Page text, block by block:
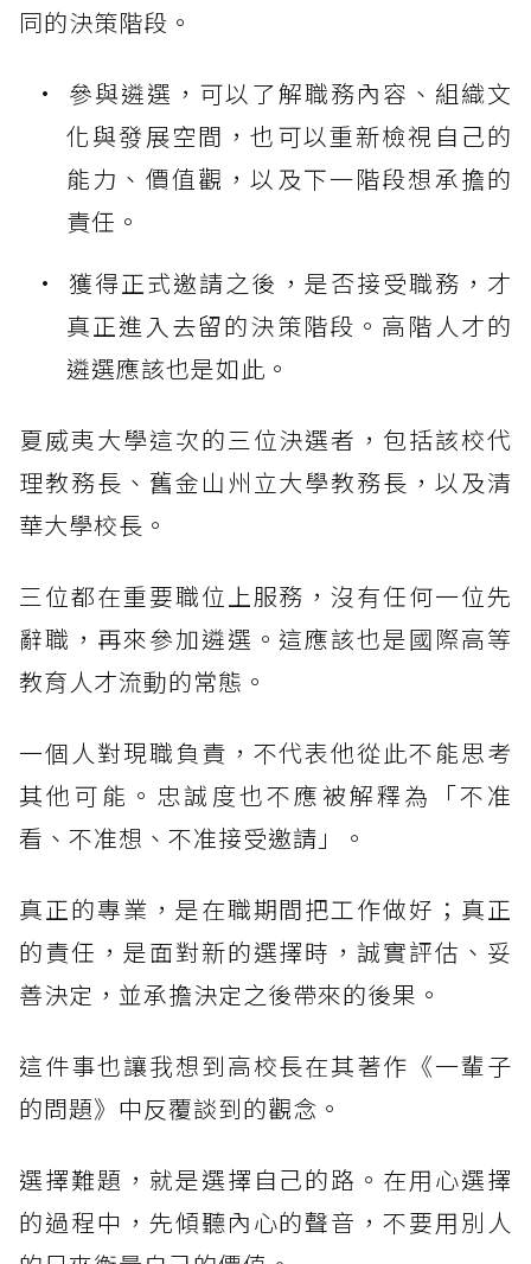
同的決策階段。
參與遴選，可以了解職務內容、組織文
化與發展空間，也可以重新檢視自己的
能力、價值觀，以及下一階段想承擔的
責任。
獲得正式邀請之後，是否接受職務，才
真正進入去留的決策階段。高階人才的
遴選應該也是如此。
夏威夷大學這次的三位決選者，包括該校代
理教務長、舊金山州立大學教務長，以及清
華大學校長。
三位都在重要職位上服務，沒有任何一位先
辭職，再來參加遴選。這應該也是國際高等
教育人才流動的常態。
一個人對現職負責，不代表他從此不能思考
其他可能。忠誠度也不應被解釋為「不准
看、不准想、不准接受邀請」。
真正的專業，是在職期間把工作做好；真正
的責任，是面對新的選擇時，誠實評估、妥
善決定，並承擔決定之後帶來的後果。
這件事也讓我想到高校長在其著作《一輩子
的問題》中反覆談到的觀念。
選擇難題，就是選擇自己的路。在用心選擇
的過程中，先傾聽內心的聲音，不要用別人